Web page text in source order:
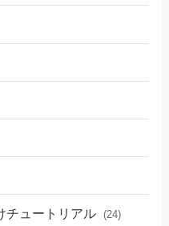
チュートリアル (24)